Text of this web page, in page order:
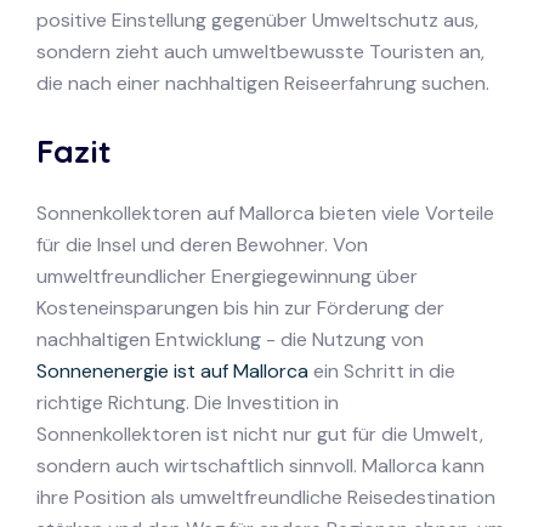
positive Einstellung gegenüber Umweltschutz aus,
sondern zieht auch umweltbewusste Touristen an,
die nach einer nachhaltigen Reiseerfahrung suchen.
Fazit
Sonnenkollektoren auf Mallorca bieten viele Vorteile
für die Insel und deren Bewohner. Von
umweltfreundlicher Energiegewinnung über
Kosteneinsparungen bis hin zur Förderung der
nachhaltigen Entwicklung - die Nutzung von
Sonnenenergie ist auf Mallorca ein Schritt in die
richtige Richtung. Die Investition in
Sonnenkollektoren ist nicht nur gut für die Umwelt,
sondern auch wirtschaftlich sinnvoll. Mallorca kann
ihre Position als umweltfreundliche Reisedestination